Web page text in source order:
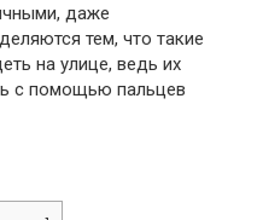
даже
тем, что такие
на улице, ведь их
с помощью пальцев